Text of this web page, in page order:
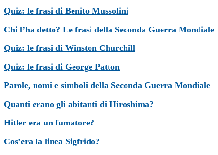
Quiz: le frasi di Benito Mussolini
Chi l’ha detto? Le frasi della Seconda Guerra Mondiale
Quiz: le frasi di Winston Churchill
Quiz: le frasi di George Patton
Parole, nomi e simboli della Seconda Guerra Mondiale
Quanti erano gli abitanti di Hiroshima?
Hitler era un fumatore?
Cos’era la linea Sigfrido?